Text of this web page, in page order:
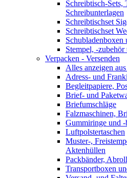
Schreibtisch-Sets,
Schreibunterlagen
Schreibtischset
Schreibtischset
Schubladenboxen
Stempel, -
Verpacken - Versenden
Alles anzeigen
Adress- und
Begleitpapiere,
Brief- und
Briefumschläge
Falzmaschinen,
Gummiringe und -
Luftpolstertaschen
Muster-,
Aktenhüllen
Packbänder,
Transportboxen